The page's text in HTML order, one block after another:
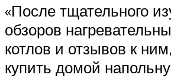
«После тщательного
обзоров
котлов и отзывов к
купить домой